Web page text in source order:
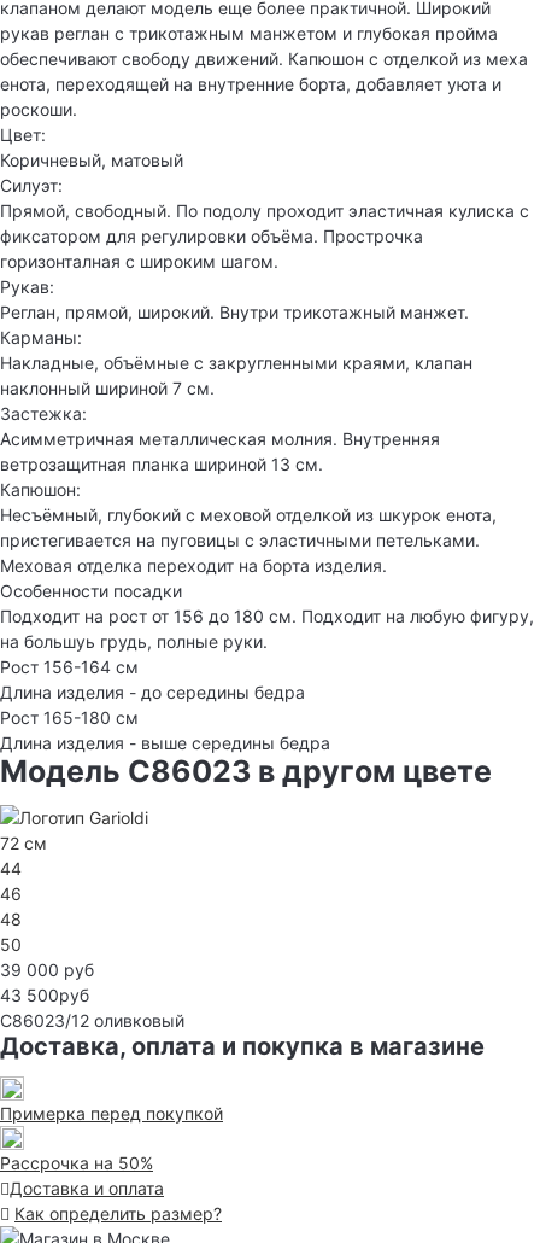
клапаном делают модель еще более практичной. Широкий
рукав реглан с трикотажным манжетом и глубокая пройма
обеспечивают свободу движений. Капюшон с отделкой из меха
енота, переходящей на внутренние борта, добавляет уюта и
роскоши.
Цвет:
Коричневый, матовый
Силуэт:
Прямой, свободный. По подолу проходит эластичная кулиска с
фиксатором для регулировки объёма. Прострочка
горизонталная с широким шагом.
Рукав:
Реглан, прямой, широкий. Внутри трикотажный манжет.
Карманы:
Накладные, объёмные с закругленными краями, клапан
наклонный шириной 7 см.
Застежка:
Асимметричная металлическая молния. Внутренняя
ветрозащитная планка шириной 13 см.
Капюшон:
Несъёмный, глубокий с меховой отделкой из шкурок енота,
пристегивается на пуговицы с эластичными петельками.
Меховая отделка переходит на борта изделия.
Особенности посадки
Подходит на рост от 156 до 180 см. Подходит на любую фигуру,
на большуь грудь, полные руки.
Рост 156-164 см
Длина изделия - до середины бедра
Рост 165-180 см
Длина изделия - выше середины бедра
Модель C86023 в другом цвете
72 см
44
46
48
50
39 000 руб
43 500руб
C86023/12 оливковый
Доставка, оплата и покупка в магазине
Примерка перед покупкой
Рассрочка на 50%
Доставка и оплата
Как определить размер?